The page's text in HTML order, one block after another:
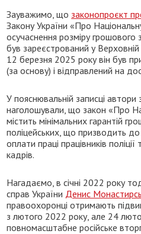
Зауважимо, що законопроєкт
Закону України «Про
осучаснення розміру грошового
був зареєстрований у
12 березня 2025 року він був
(за основу) і відправлений на
У пояснювальній записці
наголошували, що закон «Про
містить мінімальних гарантій
поліцейських, що призводить до
оплати праці працівників
кадрів.
Нагадаємо, в січні 2022 року
справ України Денис
правоохоронці отримають
з лютого 2022 року, але 24
повномасштабне російське